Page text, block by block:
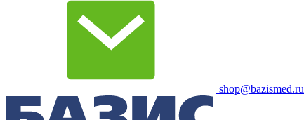
shop@bazismed.ru